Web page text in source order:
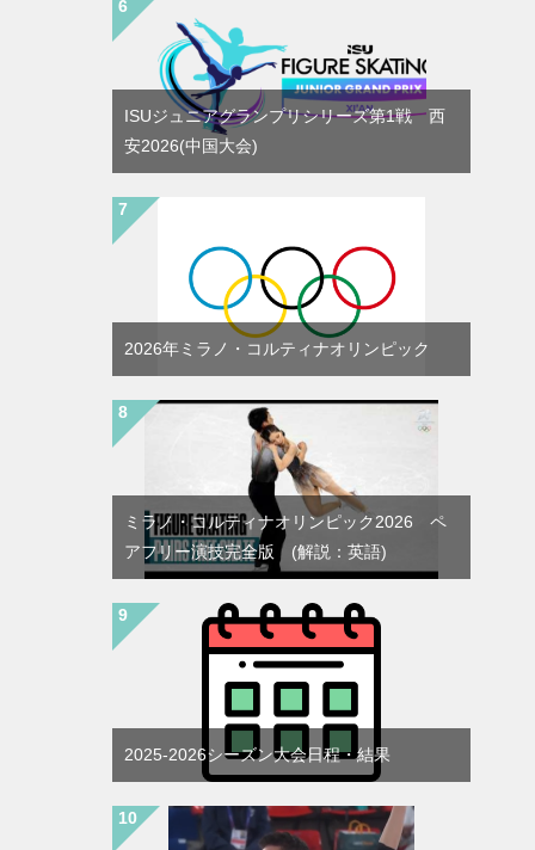
ISUジュニアグランプリシリーズ第1戦 西
安2026(中国大会)
2026年ミラノ・コルティナオリンピック
ミラノ・コルティナオリンピック2026 ペ
アフリー演技完全版 (解説：英語)
2025-2026シーズン大会日程・結果